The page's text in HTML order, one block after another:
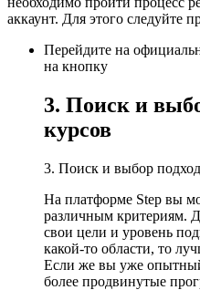
аккаунт. Для этого следуйте
Перейдите на
на кнопку
3. Поиск и
курсов
3. Поиск и выбор
На платформе Step вы
различным критериям.
свои цели и уровень
какой-то области, то
Если же вы уже
более продвинутые